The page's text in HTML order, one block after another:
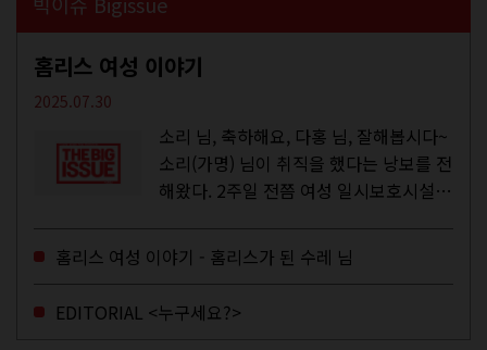
홈리스 여성 이야기
2025.07.30
소리 님, 축하해요, 다홍 님, 잘해봅시다~
소리(가명) 님이 취직을 했다는 낭보를 전
해왔다. 2주일 전쯤 여성 일시보호시설에
고, 저 오늘이 마지막이에요, 이렇게 인사
를 하고 가셨던...
홈리스 여성 이야기 - 홈리스가 된 수레 님
EDITORIAL <누구세요?>